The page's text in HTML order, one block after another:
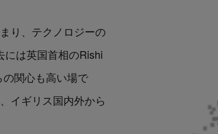
り、テクノロジーの
は英国首相のRishi
関心も高い場で
イギリス国内外から